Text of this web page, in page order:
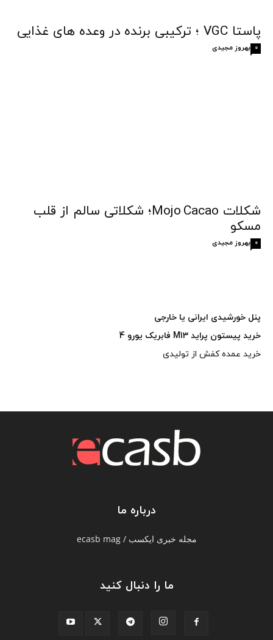
پاستا VGC ؛ ترکیبی برنده در وعده های غذایی
بهروز مجیدی 0
شکلات Mojo Cacao؛ شکلاتی سالم از قلب
مسکو
بهروز مجیدی 0
پنل خورشیدی ایرانی یا خارجی
خرید پیستون پراید M13 فابریک یورو 4
خرید عمده کفش از تولیدی
درباره ما
مجله خبری ایکسب / ecasb mag
ما را دنبال کنید